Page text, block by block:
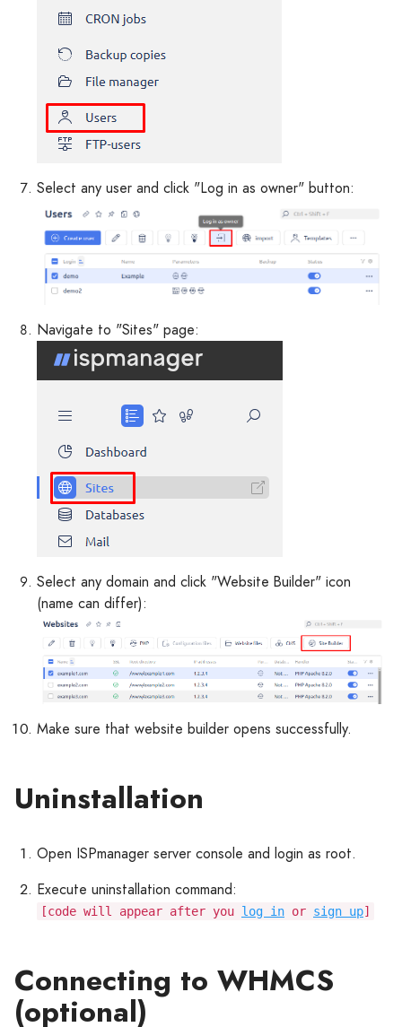
Select any user and click "Log in as owner" button:
Navigate to "Sites" page:
Select any domain and click "Website Builder" icon
(name can differ):
Make sure that website builder opens successfully.
Uninstallation
Open ISPmanager server console and login as root.
Execute uninstallation command:
[code will appear after you log in or sign up]
Connecting to WHMCS
(optional)